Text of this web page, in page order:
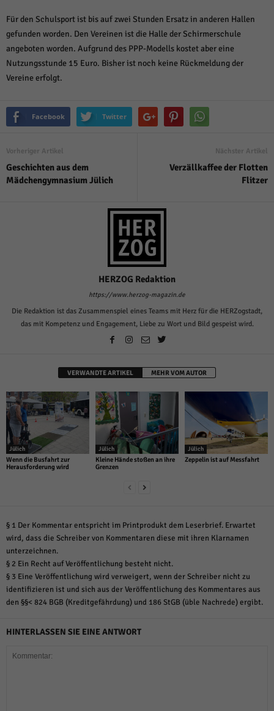
Für den Schulsport ist bis auf zwei Stunden Ersatz in anderen Hallen
gefunden worden. Den Vereinen ist die Halle der Schirmerschule
angeboten worden. Aufgrund des PPP-Modells kostet aber eine
Nutzungsstunde 15 Euro. Bisher ist noch keine Rückmeldung der
Vereine erfolgt.
Facebook Twitter
Vorheriger Artikel
Geschichten aus dem
Mädchengymnasium Jülich
Nächster Artikel
Verzällkaffee der Flotten
Flitzer
HERZOG Redaktion
https://www.herzog-magazin.de
Die Redaktion ist das Zusammenspiel eines Teams mit Herz für die HERZogstadt,
das mit Kompetenz und Engagement, Liebe zu Wort und Bild gespeist wird.
VERWANDTE ARTIKEL MEHR VOM AUTOR
Jülich
Wenn die Busfahrt zur
Herausforderung wird
Jülich
Kleine Hände stoßen an ihre
Grenzen
Jülich
Zeppelin ist auf Messfahrt
§ 1 Der Kommentar entspricht im Printprodukt dem Leserbrief. Erwartet
wird, dass die Schreiber von Kommentaren diese mit ihren Klarnamen
unterzeichnen.
§ 2 Ein Recht auf Veröffentlichung besteht nicht.
§ 3 Eine Veröffentlichung wird verweigert, wenn der Schreiber nicht zu
identifizieren ist und sich aus der Veröffentlichung des Kommentares aus
den §§< 824 BGB (Kreditgefährdung) und 186 StGB (üble Nachrede) ergibt.
HINTERLASSEN SIE EINE ANTWORT
powered by Borlabs Cookie Datenschutzerklärung Impressum